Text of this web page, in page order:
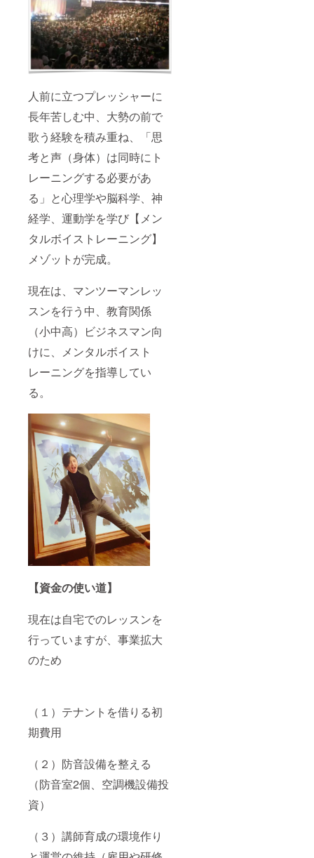
人前に立つプレッシャーに
長年苦しむ中、大勢の前で
歌う経験を積み重ね、「思
考と声（身体）は同時にト
レーニングする必要があ
る」と心理学や脳科学、神
経学、運動学を学び【メン
タルボイストレーニング】
メゾットが完成。
現在は、マンツーマンレッ
スンを行う中、教育関係
（小中高）ビジネスマン向
けに、メンタルボイスト
レーニングを指導してい
る。
【資金の使い道】
現在は自宅でのレッスンを
行っていますが、事業拡大
のため
（１）テナントを借りる初
期費用
（２）防音設備を整える
（防音室2個、空調機設備投
資）
（３）講師育成の環境作り